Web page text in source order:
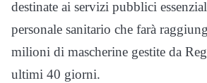
destinate ai servizi pubblici
personale sanitario che farà
milioni di mascherine gestite da
ultimi 40 giorni.